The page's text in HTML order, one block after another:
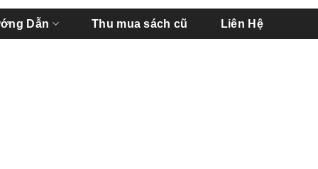
Dẫn Thu mua sách cũ Liên Hệ